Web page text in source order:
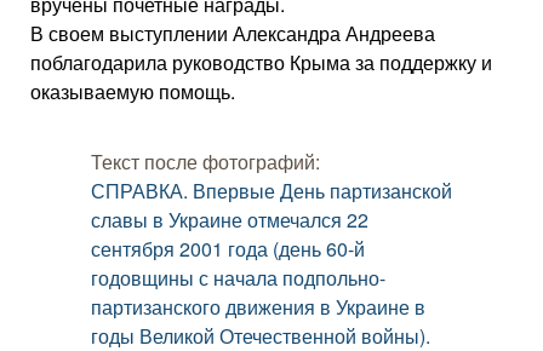
В своем выступлении Александра Андреева
поблагодарила руководство Крыма за поддержку и
оказываемую помощь.
Текст после фотографий:
СПРАВКА. Впервые День партизанской
славы в Украине отмечался 22
сентября 2001 года (день 60-й
годовщины с начала подпольно-
партизанского движения в Украине в
годы Великой Отечественной войны).